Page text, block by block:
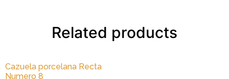
Related products
Cazuela porcelana Recta
Numero 8